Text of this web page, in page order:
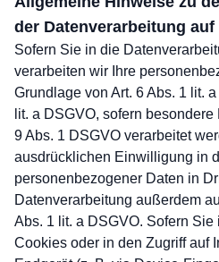
der Datenverarbeitung
Sofern Sie in die
verarbeiten wir Ihre
Grundlage von Art. 6 Abs. 1 lit.
lit. a DSGVO, sofern
9 Abs. 1 DSGVO verarbeitet
ausdrücklichen Einwilligung in
personenbezogener Daten in
Datenverarbeitung außerdem
Abs. 1 lit. a DSGVO. Sofern
Cookies oder in den Zugriff auf